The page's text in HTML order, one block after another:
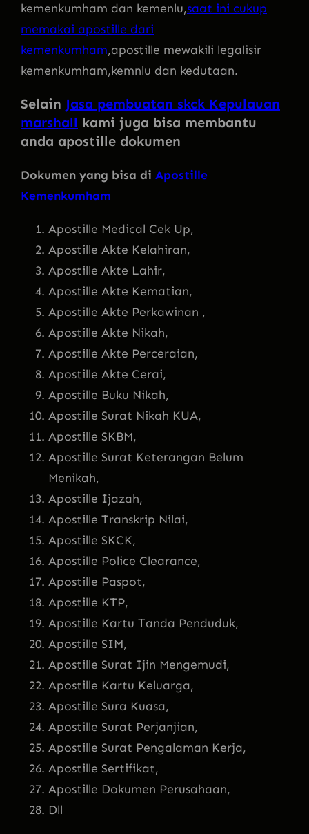
kemenkumham dan kemenlu,saat ini cukup
memakai apostille dari
kemenkumham,apostille mewakili legalisir
kemenkumham,kemnlu dan kedutaan.
Selain Jasa pembuatan skck Kepulauan
marshall kami juga bisa membantu
anda apostille dokumen
Dokumen yang bisa di Apostille
Kemenkumham
Apostille Medical Cek Up,
Apostille Akte Kelahiran,
Apostille Akte Lahir,
Apostille Akte Kematian,
Apostille Akte Perkawinan ,
Apostille Akte Nikah,
Apostille Akte Perceraian,
Apostille Akte Cerai,
Apostille Buku Nikah,
Apostille Surat Nikah KUA,
Apostille SKBM,
Apostille Surat Keterangan Belum
Menikah,
Apostille Ijazah,
Apostille Transkrip Nilai,
Apostille SKCK,
Apostille Police Clearance,
Apostille Paspot,
Apostille KTP,
Apostille Kartu Tanda Penduduk,
Apostille SIM,
Apostille Surat Ijin Mengemudi,
Apostille Kartu Keluarga,
Apostille Sura Kuasa,
Apostille Surat Perjanjian,
Apostille Surat Pengalaman Kerja,
Apostille Sertifikat,
Apostille Dokumen Perusahaan,
Dll